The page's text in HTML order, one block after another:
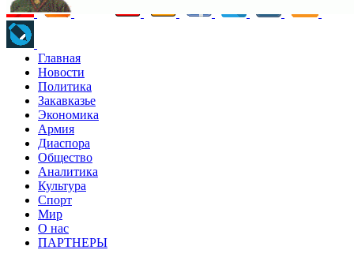
Главная
Новости
Политика
Закавказье
Экономика
Армия
Диаспора
Общество
Аналитика
Культура
Спорт
Мир
О нас
ПАРТНЕРЫ